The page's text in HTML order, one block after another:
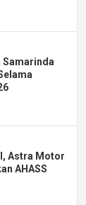
Samarinda
Astra Motor
AHASS